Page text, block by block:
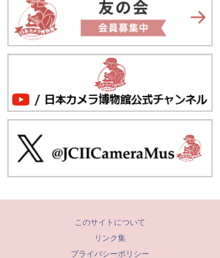
このサイトについて
リンク集
プライバシーポリシー